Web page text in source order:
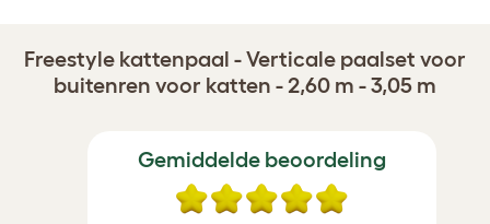
Freestyle kattenpaal - Verticale paalset voor
buitenren voor katten - 2,60 m - 3,05 m
Gemiddelde beoordeling